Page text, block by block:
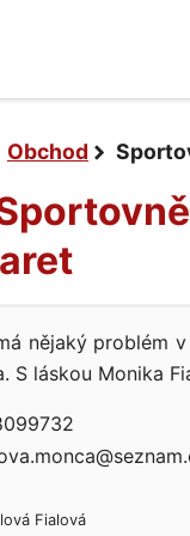
Obchod
nějaký problém
S láskou Monika
Fialová